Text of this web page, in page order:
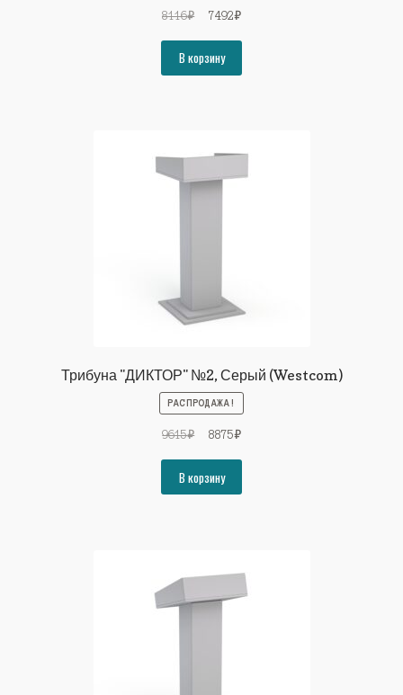
8116₽
Первоначальная
составляла
8116₽.
7492₽Текущая
В корзину
Трибуна "ДИКТОР" №2, Серый (Westcom)
РАСПРОДАЖА!
9615₽
Первоначальная
составляла
9615₽.
8875₽Текущая
В корзину